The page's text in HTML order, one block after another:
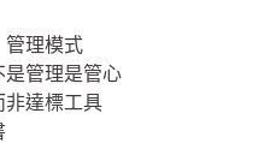
管理模式
是管理是管心
非達標工具